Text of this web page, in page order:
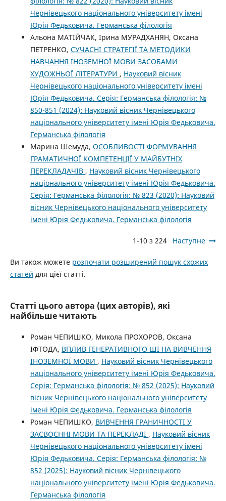
Чернівецького національного університету імені
Юрія Федьковича. Германська філологія
Альона МАТІЙЧАК, Ірина МУРАДХАНЯН, Оксана
ПЕТРЕНКО, СУЧАСНІ СТРАТЕГІЇ ТА МЕТОДИКИ
НАВЧАННЯ ІНОЗЕМНОЇ МОВИ ЗАСОБАМИ
ХУДОЖНЬОЇ ЛІТЕРАТУРИ , Науковий вісник
Чернівецького національного університету імені
Юрія Федьковича. Серія: Германська філологія: №
850-851 (2024): Науковий вісник Чернівецького
національного університету імені Юрія Федьковича.
Германська філологія
Марина Шемуда, ОСОБЛИВОСТІ ФОРМУВАННЯ
ГРАМАТИЧНОЇ КОМПЕТЕНЦІЇ У МАЙБУТНІХ
ПЕРЕКЛАДАЧІВ , Науковий вісник Чернівецького
національного університету імені Юрія Федьковича.
Серія: Германська філологія: № 823 (2020): Науковий
вісник Чернівецького національного університету
імені Юрія Федьковича. Германська філологія
1-10 з 224 Наступне
Ви також можете розпочати розширений пошук схожих
статей для цієї статті.
Статті цього автора (цих авторів), які
найбільше читають
Роман ЧЕПИШКО, Микола ПРОХОРОВ, Оксана
ІФТОДА, ВПЛИВ ГЕНЕРАТИВНОГО ШІ НА ВИВЧЕННЯ
ІНОЗЕМНОЇ МОВИ , Науковий вісник Чернівецького
національного університету імені Юрія Федьковича.
Серія: Германська філологія: № 852 (2025): Науковий
вісник Чернівецького національного університету
імені Юрія Федьковича. Германська філологія
Роман ЧЕПИШКО, ВИВЧЕННЯ ГРАНИЧНОСТІ У
ЗАСВОЄННІ МОВИ ТА ПЕРЕКЛАДІ , Науковий вісник
Чернівецького національного університету імені
Юрія Федьковича. Серія: Германська філологія: №
852 (2025): Науковий вісник Чернівецького
національного університету імені Юрія Федьковича.
Германська філологія